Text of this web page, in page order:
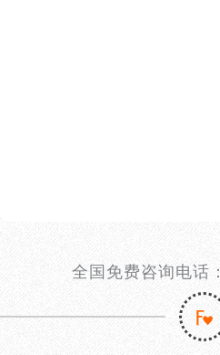
全国免费咨询电话：